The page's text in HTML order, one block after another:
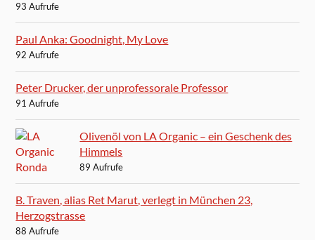
93 Aufrufe
Paul Anka: Goodnight, My Love
92 Aufrufe
Peter Drucker, der unprofessorale Professor
91 Aufrufe
Olivenöl von LA Organic – ein Geschenk des
Himmels
89 Aufrufe
B. Traven, alias Ret Marut, verlegt in München 23,
Herzogstrasse
88 Aufrufe